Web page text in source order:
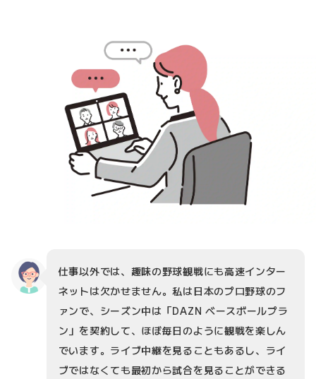
仕事以外では、趣味の野球観戦にも高速インター
ネットは欠かせません。私は日本のプロ野球のフ
ァンで、シーズン中は「DAZN ベースボールプラ
ン」を契約して、ほぼ毎日のように観戦を楽しん
でいます。ライブ中継を見ることもあるし、ライ
ブではなくても最初から試合を見ることができる